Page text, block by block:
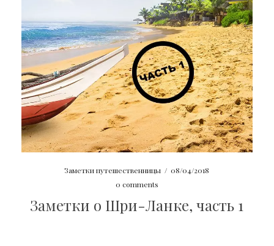
Заметки путешественницы / 08/04/2018
0 comments
Заметки о Шри-Ланке, часть 1